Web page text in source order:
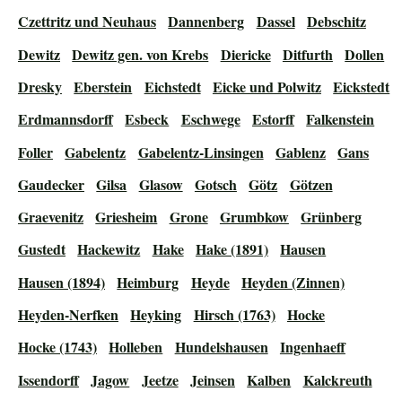
Czettritz und Neuhaus Dannenberg Dassel Debschitz
Dewitz Dewitz gen. von Krebs Diericke Ditfurth Dollen
Dresky Eberstein Eichstedt Eicke und Polwitz Eickstedt
Erdmannsdorff Esbeck Eschwege Estorff Falkenstein
Foller Gabelentz Gabelentz-Linsingen Gablenz Gans
Gaudecker Gilsa Glasow Gotsch Götz
Götzen
Graevenitz Griesheim Grone Grumbkow Grünberg
Gustedt Hackewitz Hake Hake (1891) Hausen
Hausen (1894) Heimburg Heyde Heyden (Zinnen)
Heyden-Nerfken Heyking Hirsch (1763) Hocke
Hocke (1743) Holleben Hundelshausen Ingenhaeff
Issendorff Jagow Jeetze Jeinsen Kalben
Kalckreuth